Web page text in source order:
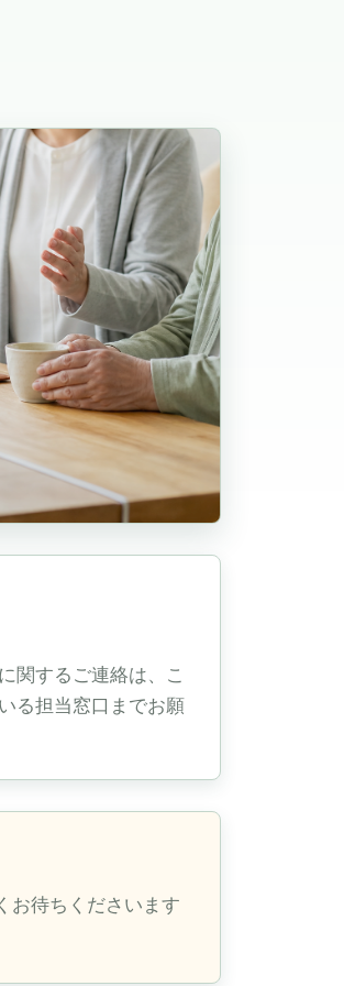
関するご連絡は、こ
る担当窓口までお願
お待ちくださいます